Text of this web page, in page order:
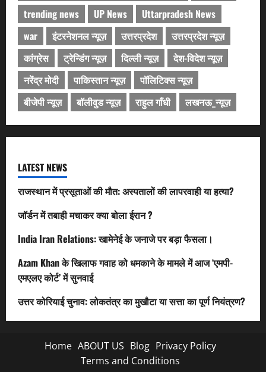
trending news
UP News
Uttarpradesh News
war
इंटरनेशनल न्यूज़ उत्तरप्रदेश
उत्तरप्रदेश न्यूज़
कांग्रेस
ट्रेन्डिंग न्यूज़ दिल्ली न्यूज़
देश-विदेश न्यूज़
नरेंद्र मोदी
पाकिस्तान न्यूज़
पॉलिटिक्स न्यूज़
बीजेपी न्यूज़
बॉलीवुड न्यूज़ राहुल गाँधी लखनऊ_न्यूज़
LATEST NEWS
राजस्थान में प्रसूताओं की मौत: अस्पतालों की लापरवाही या हत्या?
जॉर्डन में तबाही मचाकर क्या बोला ईरान ?
India Iran Relations: खामेनेई के जनाजे पर बड़ा फैसला।
Azam Khan के खिलाफ गवाह को धमकाने के मामले में आज ‘एमपी-
एमएलए कोर्ट’ में सुनवाई
उत्तर कोरियाई चुनाव: लोकतंत्र का मुखौटा या सत्ता का पूर्ण नियंत्रण?
Home ABOUT US Blog Privacy Policy
Terms and Conditions